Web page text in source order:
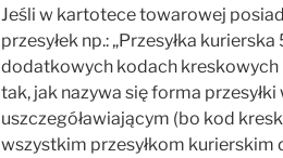
Jeśli w kartotece towarowej
przesyłek np.: „Przesyłka
dodatkowych kodach kreskowych
tak, jak nazywa się forma
uszczegóławiającym (bo kod
wszystkim przesyłkom kurierskim